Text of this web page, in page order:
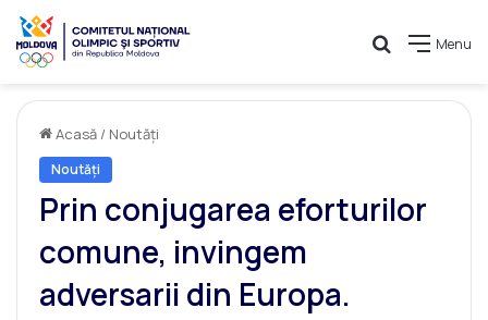
Menu
Caută
Acasă / Noutăți
Noutăți
Prin conjugarea eforturilor
comune, invingem
adversarii din Europa.